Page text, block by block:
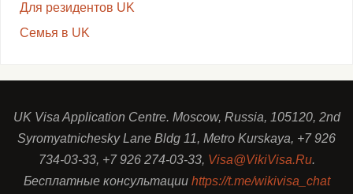
Для резидентов UK
Семья в UK
UK Visa Application Centre. Moscow, Russia, 105120, 2nd
Syromyatnichesky Lane Bldg 11, Metro Kurskaya, +7 926
734-03-33, +7 926 274-03-33, Visa@VikiVisa.Ru.
Бесплатные консультации https://t.me/wikivisa_chat